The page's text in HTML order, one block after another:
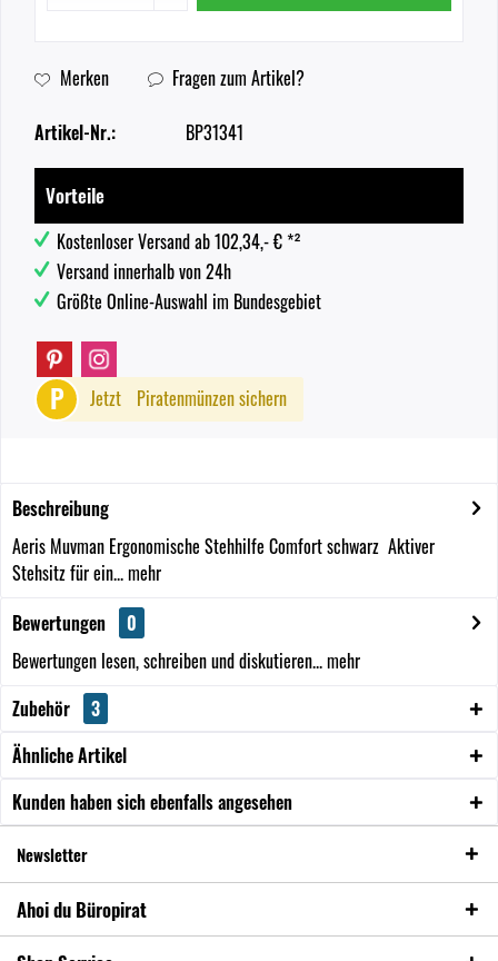
Merken Fragen zum Artikel?
Artikel-Nr.: BP31341
Vorteile
Kostenloser Versand ab 102,34,- € *²
Versand innerhalb von 24h
Größte Online-Auswahl im Bundesgebiet
P Jetzt Piratenmünzen sichern
Beschreibung
Aeris Muvman Ergonomische Stehhilfe Comfort schwarz Aktiver
Stehsitz für ein...mehr
Bewertungen
0
Bewertungen lesen, schreiben und diskutieren...mehr
Zubehör
3
Ähnliche Artikel
Kunden haben sich ebenfalls angesehen
Newsletter
Ahoi du Büropirat